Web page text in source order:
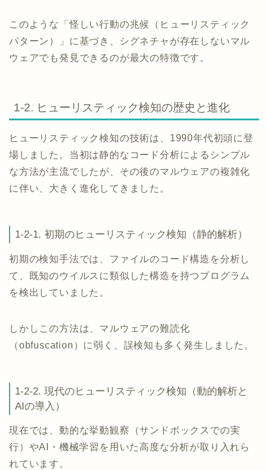
このような「怪しい行動の兆候（ヒューリスティック
パターン）」に基づき、シグネチャが存在しないマル
ウェアでも発見できるのが最大の特徴です。
1-2. ヒューリスティック検知の歴史と進化
ヒューリスティック検知の技術は、1990年代初頭に登
場しました。当初は静的なコード分析によるシンプル
な方法が主流でしたが、その後のマルウェアの複雑化
に伴い、大きく進化してきました。
1-2-1. 初期のヒューリスティック検知（静的解析）
初期の検知手法では、ファイルのコード構造を分析し
て、既知のウイルスに類似した構造を持つプログラム
を検出していました。
しかしこの方法は、マルウェアの難読化
（obfuscation）に弱く、誤検知も多く発生しました。
1-2-2. 現代のヒューリスティック検知（動的解析と
AIの導入）
現在では、動的な挙動観察（サンドボックスでの実
行）やAI・機械学習を用いた高度な分析が取り入れら
れています。